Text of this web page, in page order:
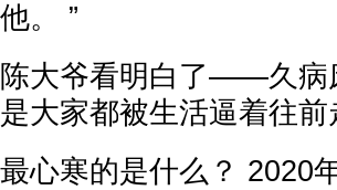
他。 ”
陈大爷看明白了——久病
是大家都被生活逼着往
最心寒的是什么？ 2020